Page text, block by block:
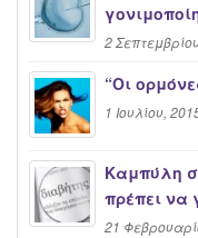
2
“Oι
1 Ιουλίου,
Καμπύλη
πρέπει να
21